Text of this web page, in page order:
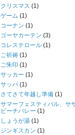
クリスマス (1)
ゲーム (1)
コーナン (1)
ゴーヤカーテン (3)
コレステロール (1)
ご祈祷 (1)
ご朱印 (1)
サッカー (1)
サッパ (1)
さてさて年越し準備 (1)
サマーフェスティバル、サ
ビーチバレー (1)
しょうが湯 (1)
ジンギスカン (1)